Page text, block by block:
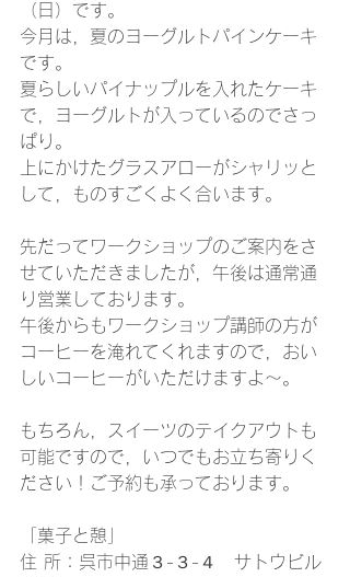
（日）です。
今月は，夏のヨーグルトパインケーキ
です。
夏らしいパイナップルを入れたケーキ
で，ヨーグルトが入っているのでさっ
ぱり。
上にかけたグラスアローがシャリッと
して，ものすごくよく合います。
先だってワークショップのご案内をさ
せていただきましたが，午後は通常通
り営業しております。
午後からもワークショップ講師の方が
コーヒーを淹れてくれますので，おい
しいコーヒーがいただけますよ〜。
もちろん，スイーツのテイクアウトも
可能ですので，いつでもお立ち寄りく
ださい！ご予約も承っております。
「菓子と憩」
住 所：呉市中通３-３-４　サトウビル